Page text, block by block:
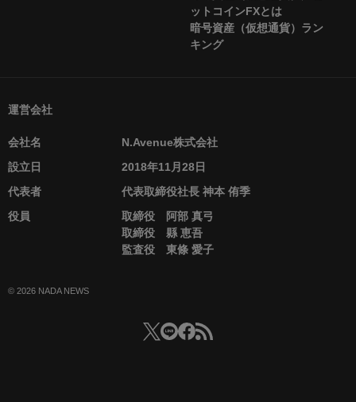
ットコインFXとは
暗号資産（仮想通貨）ラン
キング
運営会社
会社名
N.Avenue株式会社
設立日
2018年11月28日
代表者
代表取締役社長 神本 侑季
役員
取締役 阿部 真弓
取締役 縣 恵吾
監査役 東條 愛子
© 2026 NADA NEWS